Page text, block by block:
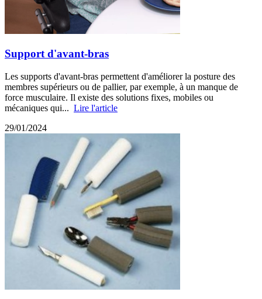
Support d'avant-bras
Les supports d'avant-bras permettent d'améliorer la posture des
membres supérieurs ou de pallier, par exemple, à un manque de
force musculaire. Il existe des solutions fixes, mobiles ou
mécaniques qui... Lire l'article
29/01/2024